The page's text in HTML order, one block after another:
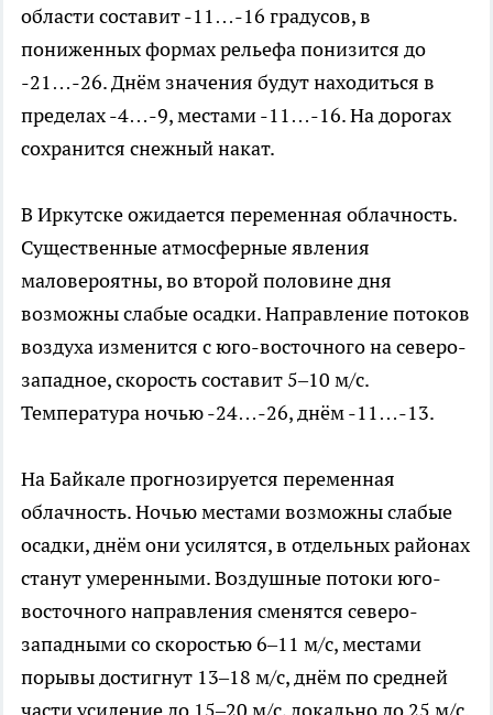
области составит -11…-16 градусов, в
пониженных формах рельефа понизится до
-21…-26. Днём значения будут находиться в
пределах -4…-9, местами -11…-16. На дорогах
сохранится снежный накат.
В Иркутске ожидается переменная облачность.
Существенные атмосферные явления
маловероятны, во второй половине дня
возможны слабые осадки. Направление потоков
воздуха изменится с юго-восточного на северо-
западное, скорость составит 5–10 м/с.
Температура ночью -24…-26, днём -11…-13.
На Байкале прогнозируется переменная
облачность. Ночью местами возможны слабые
осадки, днём они усилятся, в отдельных районах
станут умеренными. Воздушные потоки юго-
восточного направления сменятся северо-
западными со скоростью 6–11 м/с, местами
порывы достигнут 13–18 м/с, днём по средней
части усиление до 15–20 м/с, локально до 25 м/с.